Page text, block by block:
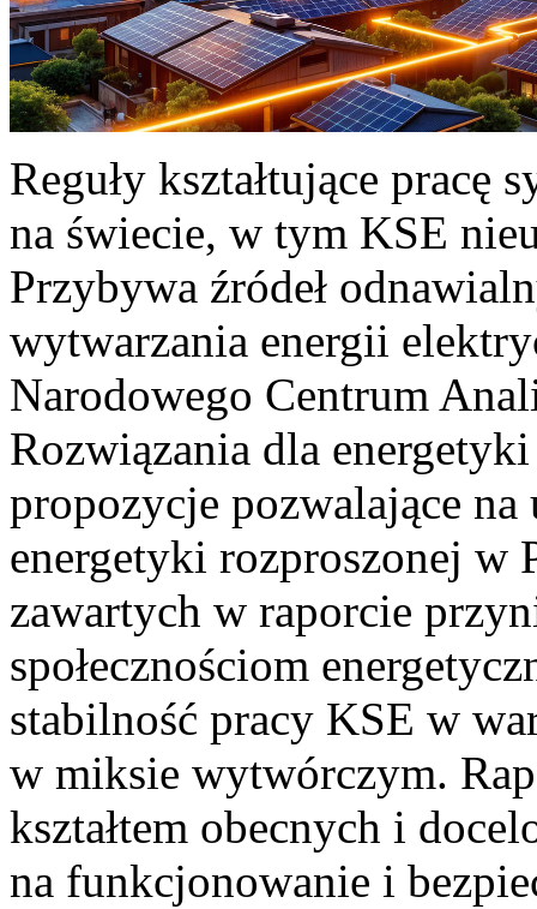
Reguły kształtujące pracę
na świecie, w tym KSE
Przybywa źródeł
wytwarzania energii
Narodowego Centrum
Rozwiązania dla
propozycje pozwalające
energetyki rozproszonej w
zawartych w raporcie
społecznościom
stabilność pracy KSE w
w miksie wytwórczym.
kształtem obecnych i
na funkcjonowanie i